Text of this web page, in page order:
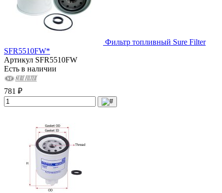
Фильтр топливный Sure Filter
SFR5510FW*
Артикул SFR5510FW
Есть в наличии
781 ₽